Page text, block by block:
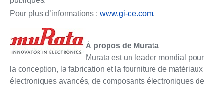
Pour plus d’informations : www.gi-de.com.
À propos de Murata
Murata est un leader mondial pour
la conception, la fabrication et la fourniture de matériaux
électroniques avancés, de composants électroniques de